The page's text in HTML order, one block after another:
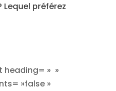
Lequel préférez
heading= » »
»false »